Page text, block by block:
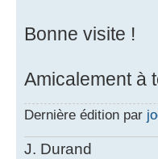
Bonne visite !
Amicalement à
Dernière édition par
J. Durand